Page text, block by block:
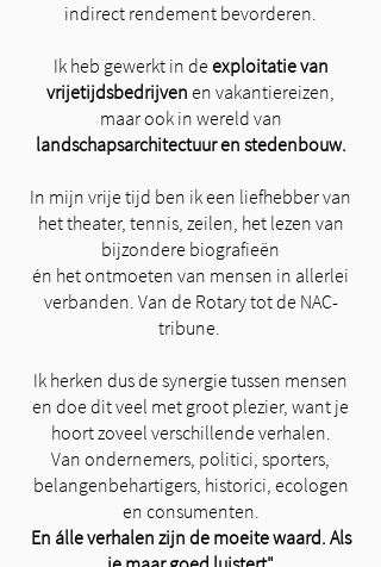
indirect rendement bevorderen.
Ik heb gewerkt in deexploitatie van
vrijetijdsbedrijven en vakantiereizen,
maar ook in wereld van
landschapsarchitectuur en stedenbouw.
In mijn vrije tijd ben ik een liefhebber van
het theater, tennis, zeilen, het lezen van
bijzondere biografieën
én het ontmoeten van mensen in allerlei
verbanden. Van de Rotary tot de NAC-
tribune.
Ik herken dus de synergie tussen mensen
en doe dit veel met groot plezier, want je
hoort zoveel verschillende verhalen.
Van ondernemers, politici, sporters,
belangenbehartigers, historici, ecologen
en consumenten.
En álle verhalen zijn de moeite waard. Als